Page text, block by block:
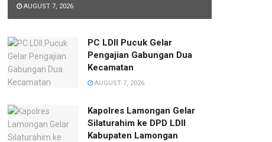
AUGUST 7, 2026
PC LDII Pucuk Gelar
Pengajian Gabungan Dua
Kecamatan
AUGUST 7, 2026
Kapolres Lamongan Gelar
Silaturahim ke DPD LDII
Kabupaten Lamongan